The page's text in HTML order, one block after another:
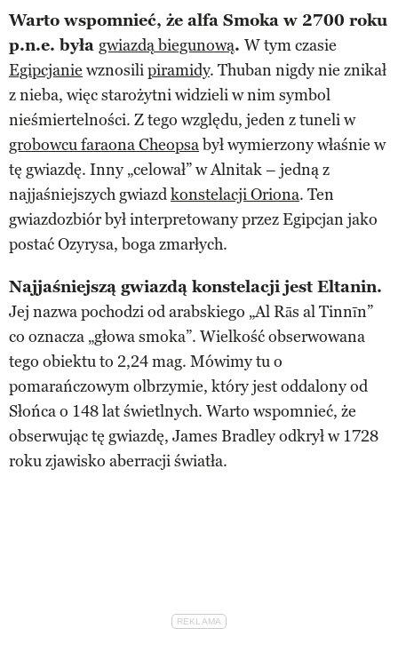
Warto wspomnieć, że alfa Smoka w 2700 roku
p.n.e. była gwiazdą biegunową. W tym czasie
Egipcjanie wznosilipiramidy. Thuban nigdy nie znikał
z nieba, więc starożytni widzieli w nim symbol
nieśmiertelności. Z tego względu, jeden z tuneli w
grobowcu faraona Cheopsabył wymierzony właśnie w
tę gwiazdę. Inny „celował” w Alnitak – jedną z
najjaśniejszych gwiazdkonstelacji Oriona. Ten
gwiazdozbiór był interpretowany przez Egipcjan jako
postać Ozyrysa, boga zmarłych.
Najjaśniejszą gwiazdą konstelacji jest Eltanin.
Jej nazwa pochodzi od arabskiego „Al Rās al Tinnīn”
co oznacza „głowa smoka”. Wielkość obserwowana
tego obiektu to 2,24 mag. Mówimy tu o
pomarańczowym olbrzymie, który jest oddalony od
Słońca o 148 lat świetlnych. Warto wspomnieć, że
obserwując tę gwiazdę, James Bradley odkrył w 1728
roku zjawisko aberracji światła.